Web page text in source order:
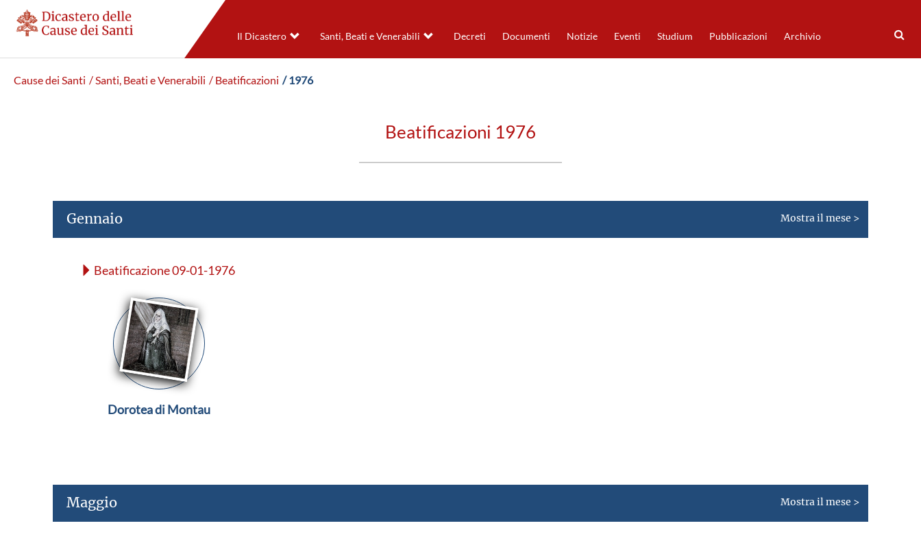
Il Dicastero Santi, Beati e Venerabili Decreti Documenti Notizie Eventi Studium Pubblicazioni Archivio
Cause dei Santi / Santi, Beati e Venerabili / Beatificazioni / 1976
Beatificazioni 1976
Gennaio Mostra il mese >
Beatificazione 09-01-1976
Dorotea di Montau
Maggio Mostra il mese >